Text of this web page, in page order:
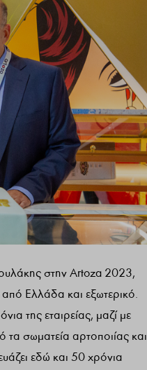
στην Artoza 2023,
Ελλάδα και εξωτερικό.
της εταιρείας, μαζί με
τα σωματεία αρτοποιίας και
εδώ και 50 χρόνια